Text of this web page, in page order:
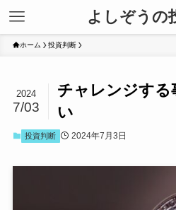
よしぞうの
ホーム 投資判断
チャレンジする
い
2024
7/03
投資判断 2024年7月3日